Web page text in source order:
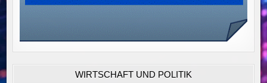
WIRTSCHAFT UND POLITIK